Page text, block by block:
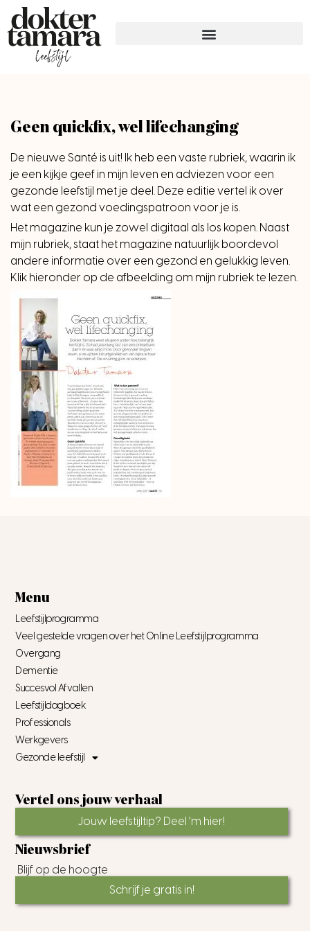
Geen quickfix, wel lifechanging
De nieuwe Santé is uit! Ik heb een vaste rubriek, waarin ik
je een kijkje geef in mijn leven en adviezen voor een
gezonde leefstijl met je deel. Deze editie vertel ik over
wat een gezond voedingspatroon voor je is.
Het magazine kun je zowel digitaal als los kopen. Naast
mijn rubriek, staat het magazine natuurlijk boordevol
andere informatie over een gezond en gelukkig leven.
Klik hieronder op de afbeelding om mijn rubriek te lezen.
Menu
Leefstijlprogramma
Veel gestelde vragen over het Online Leefstijlprogramma
Overgang
Dementie
Succesvol Afvallen
Leefstijldagboek
Professionals
Werkgevers
Gezonde leefstijl
Vertel ons jouw verhaal
Jouw leefstijltip? Deel 'm hier!
Nieuwsbrief
Blijf op de hoogte
Schrijf je gratis in!